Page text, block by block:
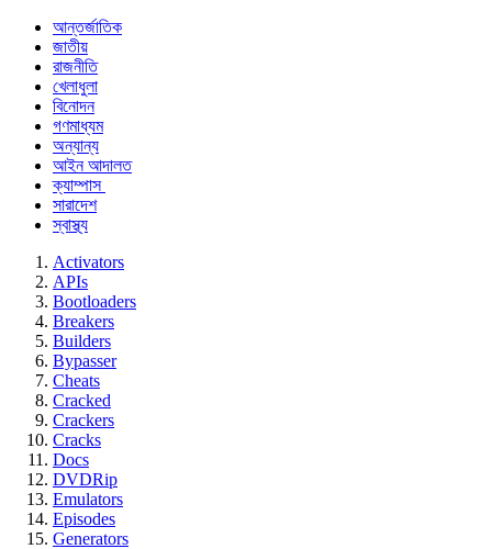
আন্তর্জাতিক
জাতীয়
রাজনীতি
খেলাধুলা
বিনোদন
গণমাধ্যম
অন্যান্য
আইন আদালত
ক্যাম্পাস
সারাদেশ
স্বাস্থ্য
Activators
APIs
Bootloaders
Breakers
Builders
Bypasser
Cheats
Cracked
Crackers
Cracks
Docs
DVDRip
Emulators
Episodes
Generators